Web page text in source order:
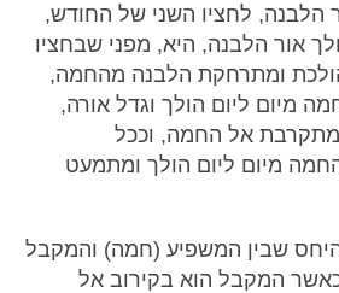
הלבנה, לחציו השני של החודש,
אור הלבנה, היא, מפני שבחציו
ומתרחקת הלבנה מהחמה,
מיום ליום הולך וגדל אורה,
אל החמה, וככל
מיום ליום הולך ומתמעט
שבין המשפיע (חמה) והמקבל
המקבל הוא בקירוב אל